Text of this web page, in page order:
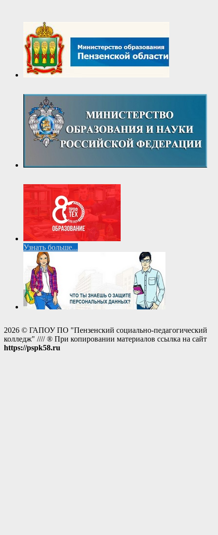
Узнать больше...
2026 © ГАПОУ ПО "Пензенский социально-педагогический
колледж" //// ® При копировании материалов ссылка на сайт
https://pspk58.ru